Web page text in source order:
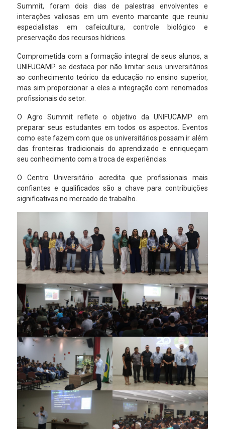
Summit, foram dois dias de palestras envolventes e
interações valiosas em um evento marcante que reuniu
especialistas em cafeicultura, controle biológico e
preservação dos recursos hídricos.
Comprometida com a formação integral de seus alunos, a
UNIFUCAMP se destaca por não limitar seus universitários
ao conhecimento teórico da educação no ensino superior,
mas sim proporcionar a eles a integração com renomados
profissionais do setor.
O Agro Summit reflete o objetivo da UNIFUCAMP em
preparar seus estudantes em todos os aspectos. Eventos
como este fazem com que os universitários possam ir além
das fronteiras tradicionais do aprendizado e enriqueçam
seu conhecimento com a troca de experiências.
O Centro Universitário acredita que profissionais mais
confiantes e qualificados são a chave para contribuições
significativas no mercado de trabalho.